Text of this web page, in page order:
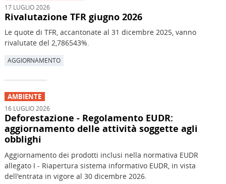
17 LUGLIO 2026
Rivalutazione TFR giugno 2026
Le quote di TFR, accantonate al 31 dicembre 2025, vanno
rivalutate del 2,786543%.
AGGIORNAMENTO
AMBIENTE
16 LUGLIO 2026
Deforestazione - Regolamento EUDR:
aggiornamento delle attività soggette agli
obblighi
Aggiornamento dei prodotti inclusi nella normativa EUDR
allegato I - Riapertura sistema informativo EUDR, in vista
dell'entrata in vigore al 30 dicembre 2026.